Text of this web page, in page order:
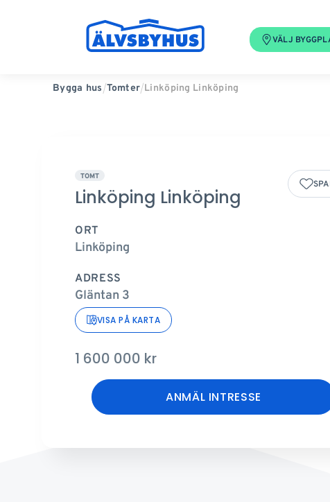
VÄLJ
Bygga hus Tomter Linköping Linköping
TOMT
Linköping Linköping
ORT
Linköping
ADRESS
Gläntan 3
VISA PÅ KARTA
1 600 000 kr
ANMÄL INTRESSE